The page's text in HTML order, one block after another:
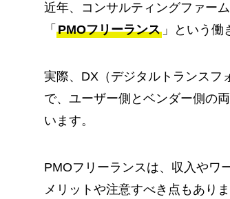
近年、コンサルティングファー
「 PMOフリーランス 」という働
実際、DX（デジタルトランスフ
で、ユーザー側とベンダー側の
います。
PMOフリーランスは、収入やワ
メリットや注意すべき点もあり